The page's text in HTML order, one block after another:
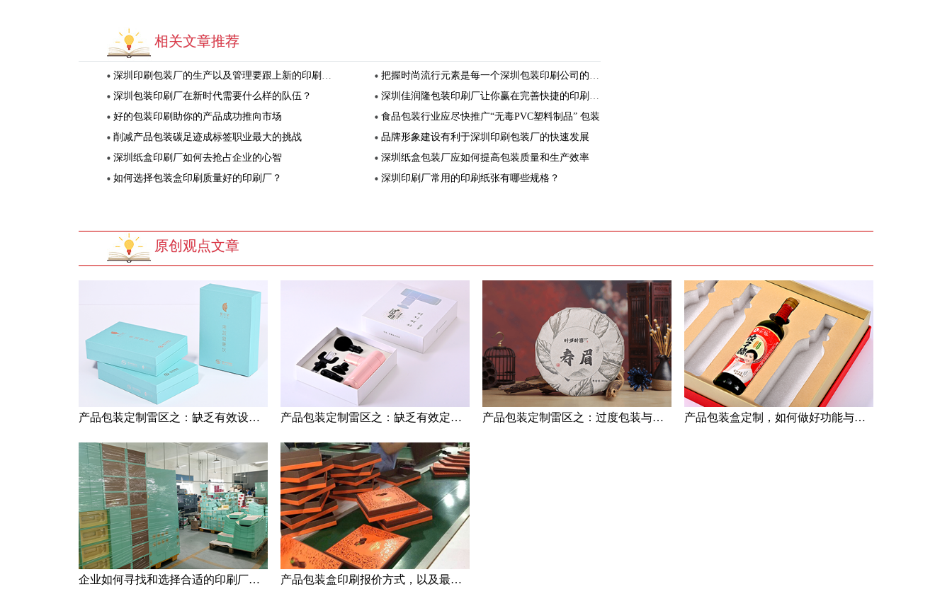
相关文章推荐
深圳印刷包装厂的生产以及管理要跟上新的印刷理念
把握时尚流行元素是每一个深圳包装印刷公司的必修课
深圳包装印刷厂在新时代需要什么样的队伍？
深圳佳润隆包装印刷厂让你赢在完善快捷的印刷服务上
好的包装印刷助你的产品成功推向市场
食品包装行业应尽快推广“无毒PVC塑料制品” 包装
削减产品包装碳足迹成标签职业最大的挑战
品牌形象建设有利于深圳印刷包装厂的快速发展
深圳纸盒印刷厂如何去抢占企业的心智
深圳纸盒包装厂应如何提高包装质量和生产效率
如何选择包装盒印刷质量好的印刷厂？
深圳印刷厂常用的印刷纸张有哪些规格？
原创观点文章
产品包装定制雷区之：缺乏有效设计与过度追求创意 产品包装定制雷区之：缺乏有效定位与过度依赖乙方 产品包装定制雷区之：过度包装与轻视包装 产品包装盒定制，如何做好功能与目的分类
企业如何寻找和选择合适的印刷厂家？ 产品包装盒印刷报价方式，以及最划算数量选择策略